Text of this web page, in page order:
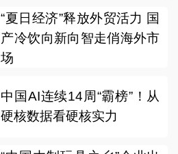
“夏日经济”释放外贸活力 国
产冷饮向新向智走俏海外市
场
中国AI连续14周“霸榜”！从
硬核数据看硬核实力